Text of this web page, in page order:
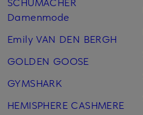
Damenmode
Emily VAN DEN BERGH
GOLDEN GOOSE
GYMSHARK
HEMISPHERE CASHMERE